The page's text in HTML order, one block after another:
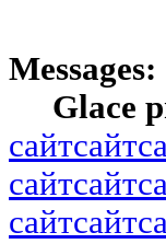
Messages:
Glace
сайтсайт
сайтсайт
сайтсайт